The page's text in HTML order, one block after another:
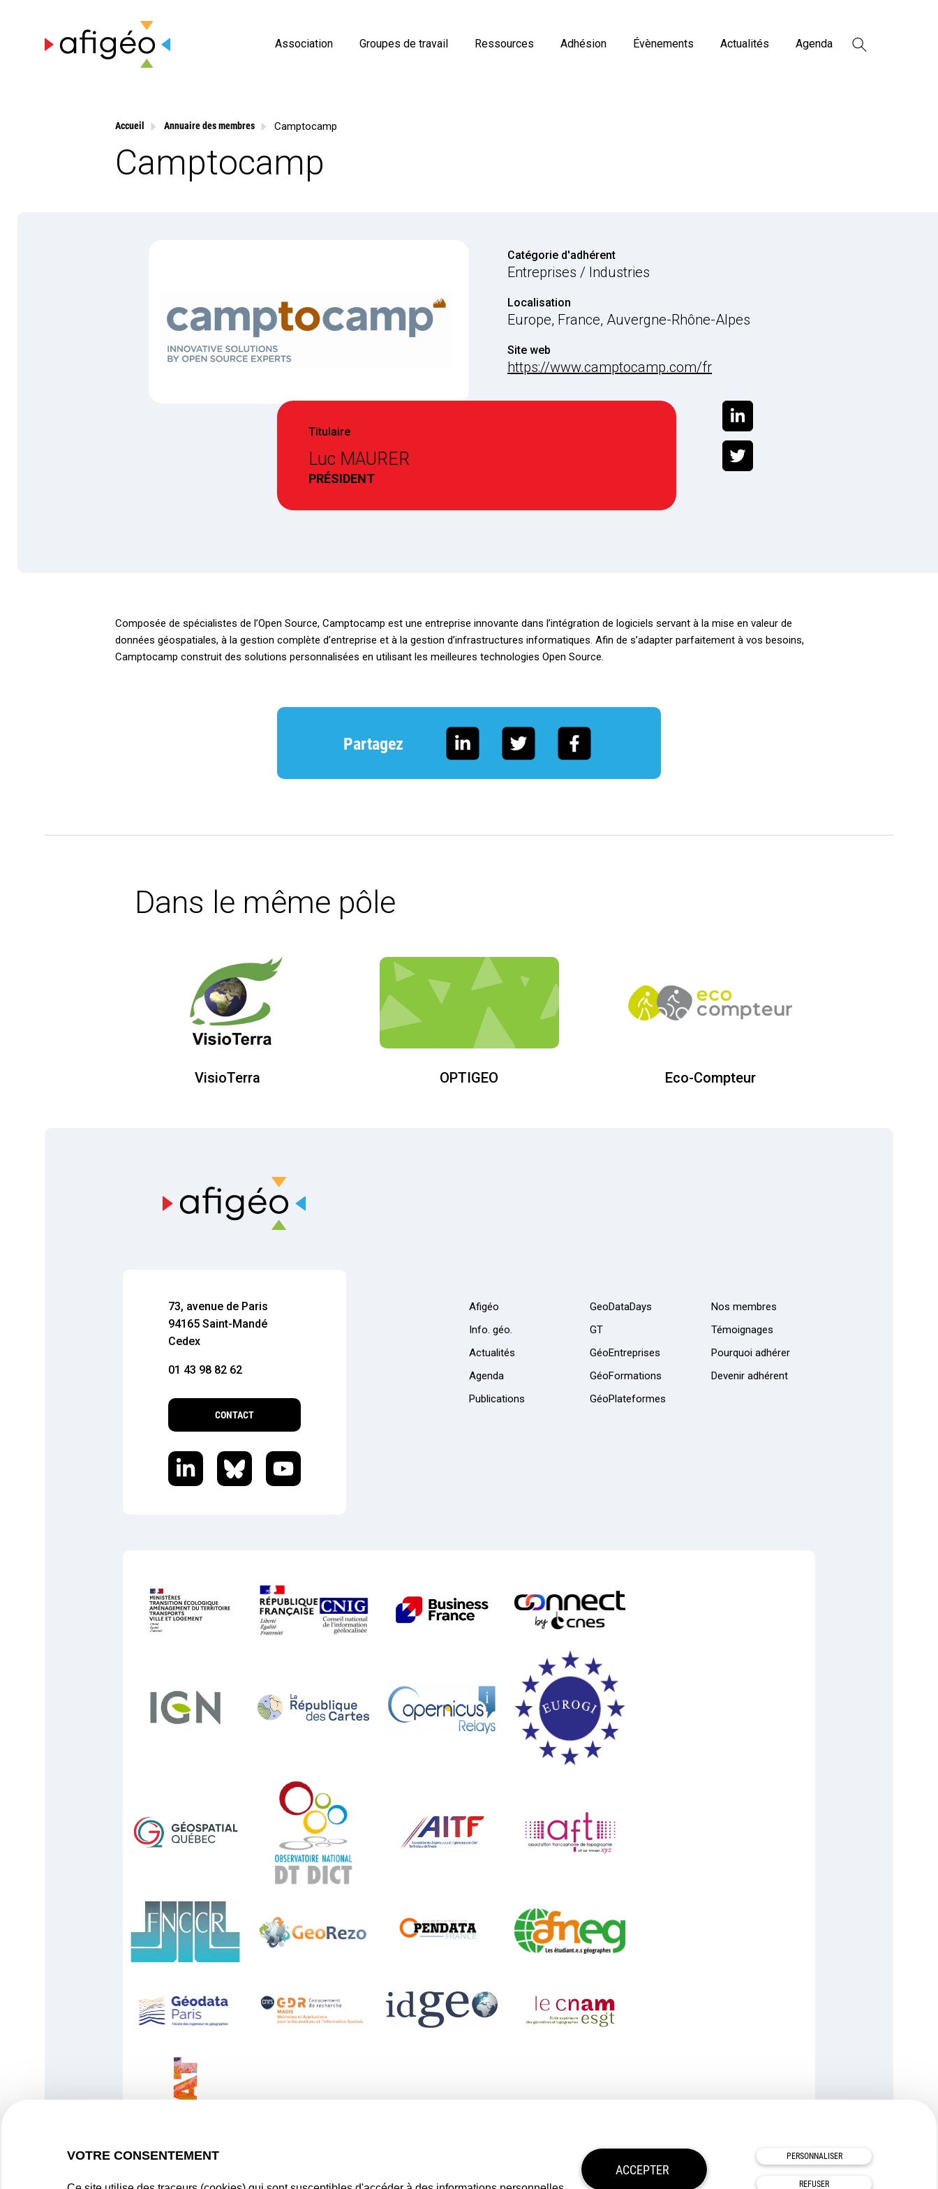
Association Groupes de travail Ressources Adhésion Évènements Actualités Agenda
Accueil Annuaire des membres Camptocamp
Camptocamp
Titulaire
Luc MAURER
PRÉSIDENT
Catégorie d'adhérent
Entreprises / Industries
Localisation
Europe, France, Auvergne-Rhône-Alpes
Site web
https://www.camptocamp.com/fr
Composée de spécialistes de l’Open Source, Camptocamp est une entreprise innovante dans l’intégration de logiciels servant à la mise en valeur de
données géospatiales, à la gestion complète d’entreprise et à la gestion d’infrastructures informatiques. Afin de s’adapter parfaitement à vos besoins,
Camptocamp construit des solutions personnalisées en utilisant les meilleures technologies Open Source.
Partagez
Dans le même pôle
VisioTerra OPTIGEO Eco-Compteur
73, avenue de Paris
94165 Saint-Mandé
Cedex
01 43 98 82 62
CONTACT
Afigéo
Info. géo.
Actualités
Agenda
Publications
GeoDataDays
GT
GéoEntreprises
GéoFormations
GéoPlateformes
Nos membres
Témoignages
Pourquoi adhérer
Devenir adhérent
TOUS NOS PARTENAIRES
VOTRE CONSENTEMENT
ACCEPTER
PERSONNALISER
REFUSER